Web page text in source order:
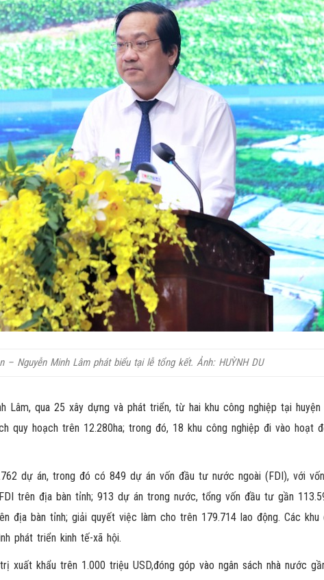
– Nguyễn Minh Lâm phát biểu tại lễ tổng kết. Ảnh: HUỲNH DU
Lâm, qua 25 xây dựng và phát triển, từ hai khu công nghiệp tại
quy hoạch trên 12.280ha; trong đó, 18 khu công nghiệp đi vào hoạt
dự án, trong đó có 849 dự án vốn đầu tư nước ngoài (FDI), với
trên địa bàn tỉnh; 913 dự án trong nước, tổng vốn đầu tư gần
địa bàn tỉnh; giải quyết việc làm cho trên 179.714 lao động. Các khu
phát triển kinh tế-xã hội.
xuất khẩu trên 1.000 triệu USD,đóng góp vào ngân sách nhà nước